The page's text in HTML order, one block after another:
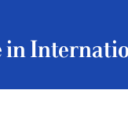
in